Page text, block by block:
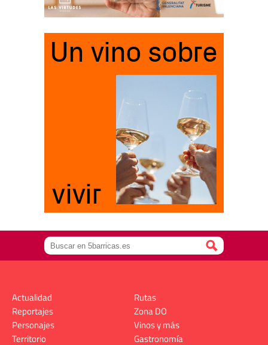
Actualidad
Reportajes
Personajes
Territorio
Rutas
Zona DO
Vinos y más
Gastronomía